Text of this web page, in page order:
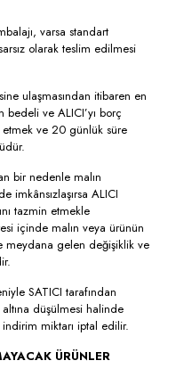
varsa standart
olarak teslim edilmesi
ulaşmasından itibaren en
ve ALICI’yı borç
etmek ve 20 günlük süre
bir nedenle malın
imkânsızlaşırsa ALICI
tazmin etmekle
içinde malın veya ürünün
meydana gelen değişiklik ve
SATICI tarafından
düşülmesi halinde
miktarı iptal edilir.
ÜRÜNLER